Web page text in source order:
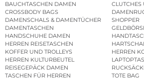
BAUCHTASCHEN DAMEN
CROSSBODY BAGS
DAMENSCHALS & DAMENTÜCHER
SHOPPER
DAMENTASCHEN
HANDSCHUHE DAMEN
HERREN REISETASCHEN
KOFFER UND TROLLEYS
HERREN
HERREN KULTURBEUTEL
REISEGEPÄCK DAMEN
TASCHEN FÜR HERREN
TOTE BAG